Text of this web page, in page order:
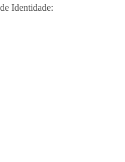
Identidade: